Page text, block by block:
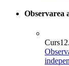
Observarea
Curs